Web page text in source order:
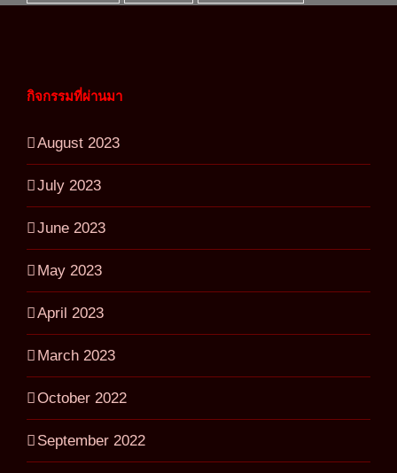
กิจกรรมที่ผ่านมา
August 2023
July 2023
June 2023
May 2023
April 2023
March 2023
October 2022
September 2022